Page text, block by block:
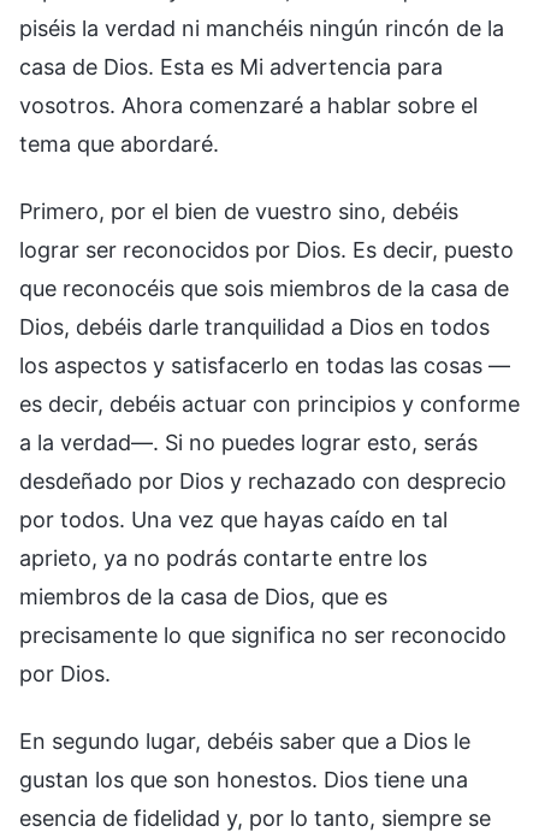
piséis la verdad ni manchéis ningún rincón de la
casa de Dios. Esta es Mi advertencia para
vosotros. Ahora comenzaré a hablar sobre el
tema que abordaré.
Primero, por el bien de vuestro sino, debéis
lograr ser reconocidos por Dios. Es decir, puesto
que reconocéis que sois miembros de la casa de
Dios, debéis darle tranquilidad a Dios en todos
los aspectos y satisfacerlo en todas las cosas —
es decir, debéis actuar con principios y conforme
a la verdad—. Si no puedes lograr esto, serás
desdeñado por Dios y rechazado con desprecio
por todos. Una vez que hayas caído en tal
aprieto, ya no podrás contarte entre los
miembros de la casa de Dios, que es
precisamente lo que significa no ser reconocido
por Dios.
En segundo lugar, debéis saber que a Dios le
gustan los que son honestos. Dios tiene una
esencia de fidelidad y, por lo tanto, siempre se